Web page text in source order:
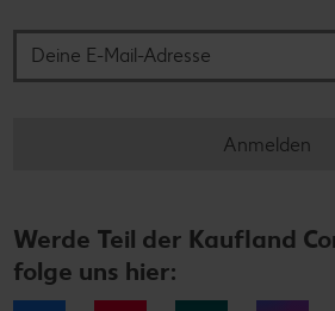
Anmelden
Werde Teil der Kaufland
folge uns hier: